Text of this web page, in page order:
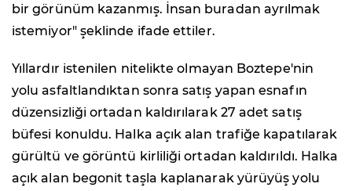
bir görünüm kazanmış. İnsan buradan ayrılmak
istemiyor" şeklinde ifade ettiler.
Yıllardır istenilen nitelikte olmayan Boztepe'nin
yolu asfaltlandıktan sonra satış yapan esnafın
düzensizliği ortadan kaldırılarak 27 adet satış
büfesi konuldu. Halka açık alan trafiğe kapatılarak
gürültü ve görüntü kirliliği ortadan kaldırıldı. Halka
açık alan begonit taşla kaplanarak yürüyüş yolu